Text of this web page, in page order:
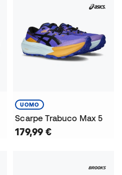
UOMO
Scarpe Trabuco Max 5
179,99 €